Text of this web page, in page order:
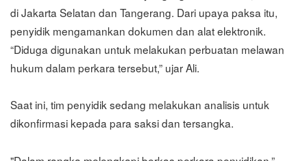
di Jakarta Selatan dan Tangerang. Dari upaya paksa itu,
penyidik mengamankan dokumen dan alat elektronik.
“Diduga digunakan untuk melakukan perbuatan melawan
hukum dalam perkara tersebut,” ujar Ali.
Saat ini, tim penyidik sedang melakukan analisis untuk
dikonfirmasi kepada para saksi dan tersangka.